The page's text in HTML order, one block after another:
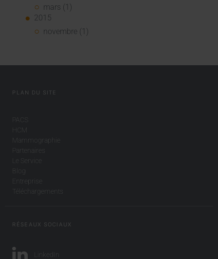
mars (1)
2015
novembre (1)
PLAN DU SITE
PACS
HCM
Mammographie
Partenaires
Le Service
Blog
Entreprise
Téléchargements
RÉSEAUX SOCIAUX
LinkedIn